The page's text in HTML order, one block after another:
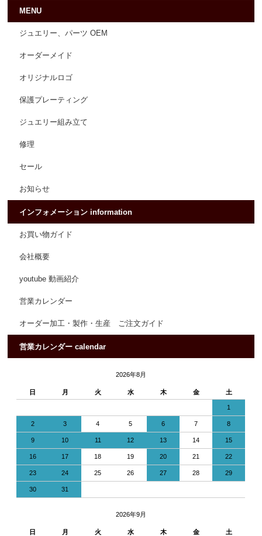
MENU
ジュエリー、パーツ OEM
オーダーメイド
オリジナルロゴ
保護プレーティング
ジュエリー組み立て
修理
セール
お知らせ
インフォメーション information
お買い物ガイド
会社概要
youtube 動画紹介
営業カレンダー
オーダー加工・製作・生産 ご注文ガイド
営業カレンダー calendar
2026年8月
日 月 火 水 木 金 土
1
2 3 4 5 6 7 8
9 10 11 12 13 14 15
16 17 18 19 20 21 22
23 24 25 26 27 28 29
30 31
2026年9月
日 月 火 水 木 金 土